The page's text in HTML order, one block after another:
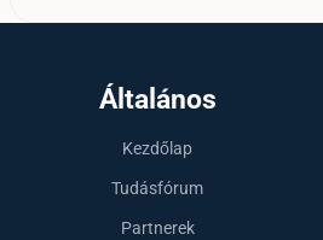
Általános
Kezdőlap
Tudásfórum
Partnerek